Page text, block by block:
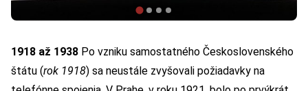
1918 až 1938 Po vzniku samostatného Československého
štátu (rok 1918) sa neustále zvyšovali požiadavky na